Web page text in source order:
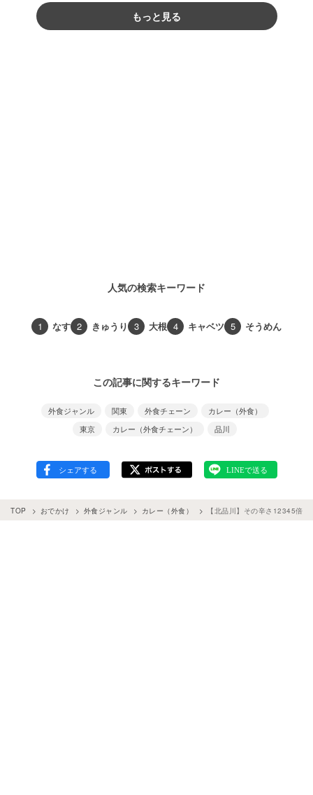
もっと見る
人気の検索キーワード
1 なす 2 きゅうり 3 大根 4 キャベツ 5 そうめん
この記事に関するキーワード
外食ジャンル 関東 外食チェーン
カレー（外食）
東京
カレー（外食チェーン） 品川
TOP おでかけ 外食ジャンル カレー（外食） 【北品川】その辛さ12345倍